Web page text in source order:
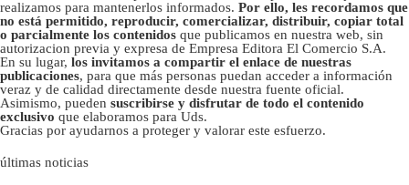
realizamos para mantenerlos informados. Por ello, les recordamos que
no está permitido, reproducir, comercializar, distribuir, copiar total
o parcialmente los contenidos que publicamos en nuestra web, sin
autorizacion previa y expresa de Empresa Editora El Comercio S.A.
En su lugar, los invitamos a compartir el enlace de nuestras
publicaciones, para que más personas puedan acceder a información
veraz y de calidad directamente desde nuestra fuente oficial.
Asimismo, pueden suscribirse y disfrutar de todo el contenido
exclusivo que elaboramos para Uds.
Gracias por ayudarnos a proteger y valorar este esfuerzo.
últimas noticias